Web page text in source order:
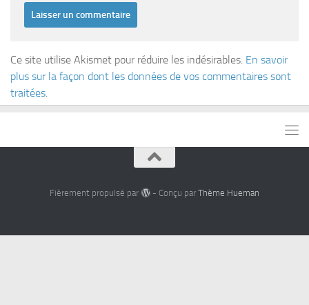
Ce site utilise Akismet pour réduire les indésirables. En savoir
plus sur la façon dont les données de vos commentaires sont
traitées
Fièrement propulsé par - Conçu par Thème Hueman